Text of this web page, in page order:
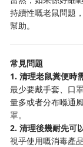
持續性嘅老鼠問題
幫助。
常見問題
1. 清理老鼠糞便時
最少要戴手套、口
量多或者分布喺通
罩。
2. 清理後幾耐先可
視乎使用嘅消毒產